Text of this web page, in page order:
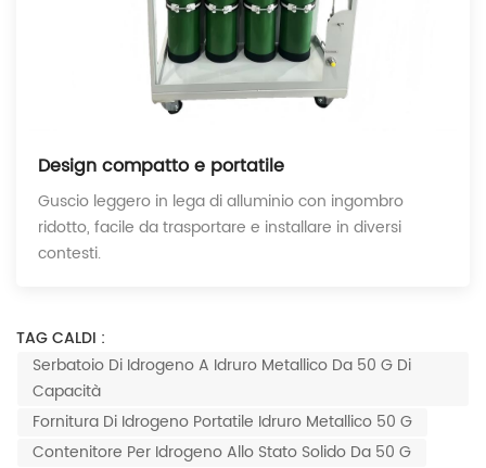
Design compatto e portatile
Guscio leggero in lega di alluminio con ingombro
ridotto, facile da trasportare e installare in diversi
contesti.
TAG CALDI :
Serbatoio Di Idrogeno A Idruro Metallico Da 50 G Di
Capacità
Fornitura Di Idrogeno Portatile Idruro Metallico 50 G
Contenitore Per Idrogeno Allo Stato Solido Da 50 G